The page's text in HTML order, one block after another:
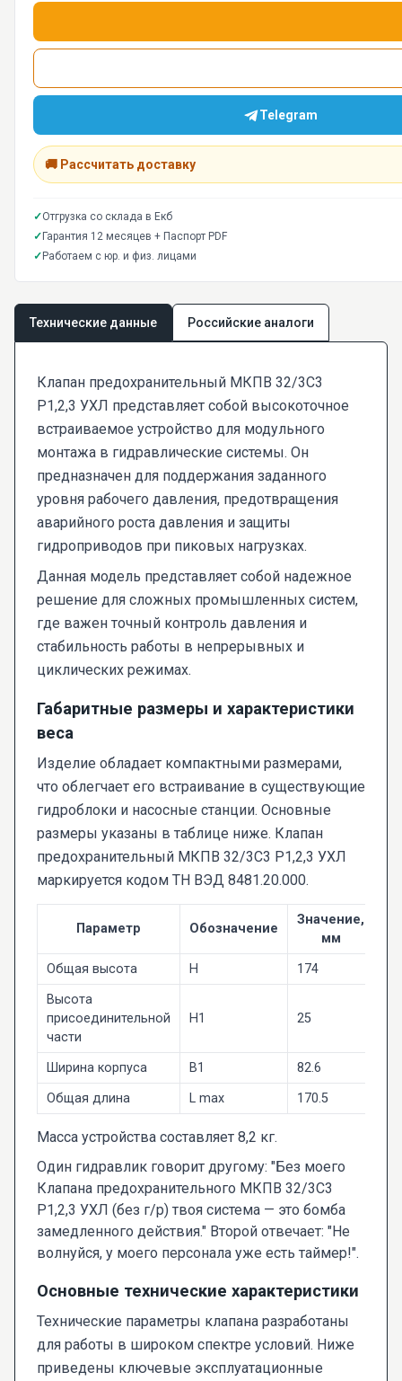
Telegram
🚚 Рассчитать доставку
✓Отгрузка со склада в Екб
✓ Гарантия 12 месяцев + Паспорт PDF
✓ Работаем с юр. и физ. лицами
Технические данные Российские аналоги
Клапан предохранительный МКПВ 32/3С3
Р1,2,3 УХЛ представляет собой высокоточное
встраиваемое устройство для модульного
монтажа в гидравлические системы. Он
предназначен для поддержания заданного
уровня рабочего давления, предотвращения
аварийного роста давления и защиты
гидроприводов при пиковых нагрузках.
Данная модель представляет собой надежное
решение для сложных промышленных систем,
где важен точный контроль давления и
стабильность работы в непрерывных и
циклических режимах.
Габаритные размеры и характеристики
веса
Изделие обладает компактными размерами,
что облегчает его встраивание в существующие
гидроблоки и насосные станции. Основные
размеры указаны в таблице ниже. Клапан
предохранительный МКПВ 32/3С3 Р1,2,3 УХЛ
маркируется кодом ТН ВЭД 8481.20.000.
Параметр Обозначение
Значение,
мм
Общая высота
H
174
Высота
присоединительной
части
H1 25
Ширина корпуса B1
82.6
Общая длина
L max 170.5
Масса устройства составляет 8,2 кг.
Один гидравлик говорит другому: "Без моего
Клапана предохранительного МКПВ 32/3С3
Р1,2,3 УХЛ (без г/р) твоя система — это бомба
замедленного действия." Второй отвечает: "Не
волнуйся, у моего персонала уже есть таймер!".
Основные технические характеристики
Технические параметры клапана разработаны
для работы в широком спектре условий. Ниже
приведены ключевые эксплуатационные